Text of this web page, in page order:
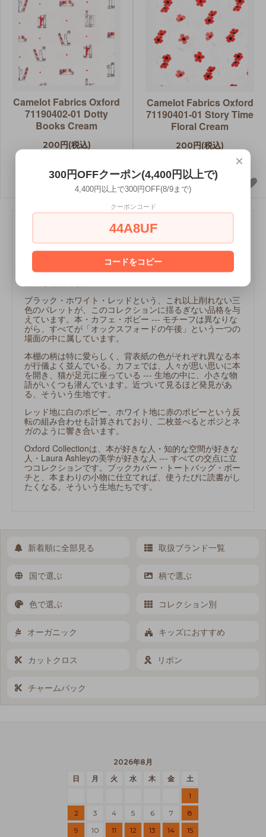
Camelot Fabrics Oxford
71190402-01 Dotty
Books Cream
200円(税込)
Camelot Fabrics Oxford
71190401-01 Story Time
Floral Cream
200円(税込)
Story Time Floral Cream
Oxford Collection by Laura Ashley / Camelot Fabrics
積み重なった本、窓辺で読書する人、白と赤のポピーが風
に揺れる --- Laura Ashleyが描くオックスフォードは、学
問の街でありながら、花が咲き、人が集い、静かな時間が
ブラック・ホワイト・レッドという、これ以上削れない三
色のパレットが、このコレクションに揺るぎない品格を与
えています。本・カフェ・ポピー --- モチーフは異なりな
がら、すべてが「オックスフォードの午後」という一つの
場面の中に属しています。
本棚の柄は特に愛らしく、背表紙の色がそれぞれ異なる本
が行儀よく並んでいる。カフェでは、人々が思い思いに本
を開き、猫が足元に座っている --- 生地の中に、小さな物
語がいくつも潜んでいます。近づいて見るほど発見があ
る、そういう生地です。
レッド地に白のポピー、ホワイト地に赤のポピーという反
転の組み合わせも計算されており、二枚並べるとポジとネ
ガのように響き合います。
Oxford Collectionは、本が好きな人・知的な空間が好きな
人・Laura Ashleyの美学が好きな人 --- すべての交点に立
つコレクションです。ブックカバー・トートバッグ・ポー
チと、本まわりの小物に仕立てれば、使うたびに読書がし
たくなる。そういう生地たちです。
新着順に全部見る 取扱ブランド一覧
国で選ぶ 柄で選ぶ
色で選ぶ コレクション別
オーガニック キッズにおすすめ
カットクロス リボン
チャームパック
2026年8月
日
月 火 水 木 金
土
1
2
3 4 5 6 7
8
9
10 11 12 13 14
15
×
300円OFFクーポン(4,400円以上で)
4,400円以上で300円OFF(8/9まで)
クーポンコード
44A8UF
コードをコピー